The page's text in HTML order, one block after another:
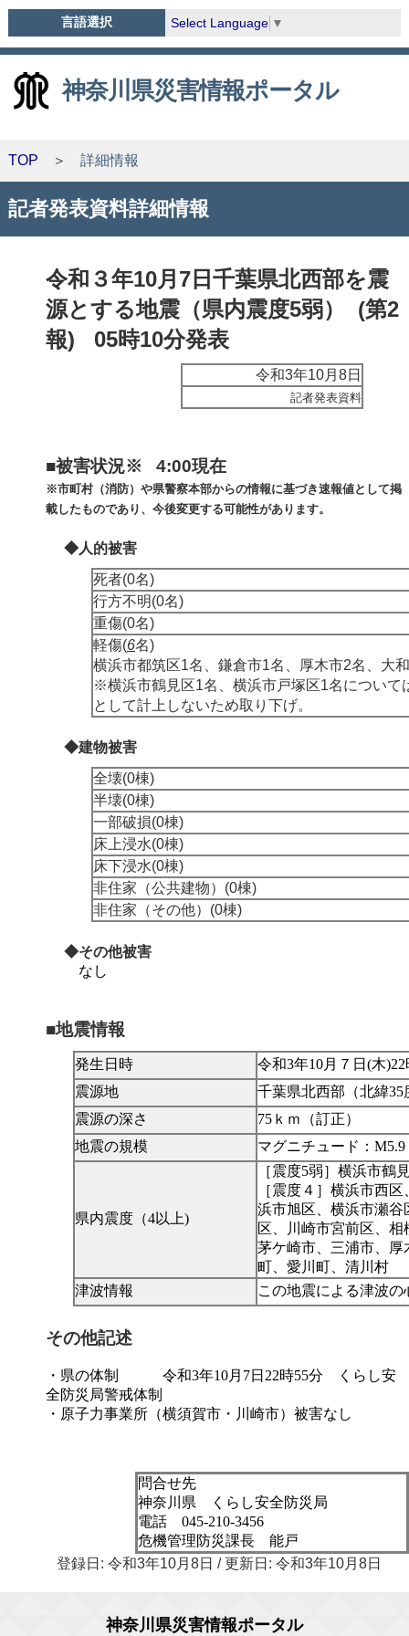
言語選択 Select Language ▼
神奈川県災害情報ポータル
TOP 詳細情報
記者発表資料詳細情報
令和３年10月7日千葉県北西部を震
源とする地震（県内震度5弱） (第2
報) 05時10分発表
令和3年10月8日
記者発表資料
■被害状況※ 4:00現在
※市町村（消防）や県警察本部からの情報に基づき速報値として掲
載したものであり、今後変更する可能性があります。
◆人的被害
死者(0名)
行方不明(0名)
重傷(0名)
軽傷(6名)
横浜市都筑区1名、鎌倉市1名、厚木市2名、大
※横浜市鶴見区1名、横浜市戸塚区1名について
として計上しないため取り下げ。
◆建物被害
全壊(0棟)
半壊(0棟)
一部破損(0棟)
床上浸水(0棟)
床下浸水(0棟)
非住家（公共建物）(0棟)
非住家（その他）(0棟)
◆その他被害
なし
■地震情報
発生日時
令和3年10月７日(木)22
震源地
千葉県北西部（北緯
震源の深さ
75ｋｍ（訂正）
地震の規模
マグニチュード：
県内震度（4以上)
［震度5弱］横浜市鶴
［震度４］横浜市西
浜市旭区、横浜市瀬
区、川崎市宮前区、
茅ケ崎市、三浦市、
町、愛川町、清川村
津波情報
この地震による津波
その他記述
・県の体制 令和3年10月7日22時55分 くらし安
全防災局警戒体制
・原子力事業所（横須賀市・川崎市）被害なし
問合せ先
神奈川県 くらし安全防災局
電話 045-210-3456
危機管理防災課長 能戸
登録日: 令和3年10月8日 / 更新日: 令和3年10月8日
神奈川県災害情報ポータル